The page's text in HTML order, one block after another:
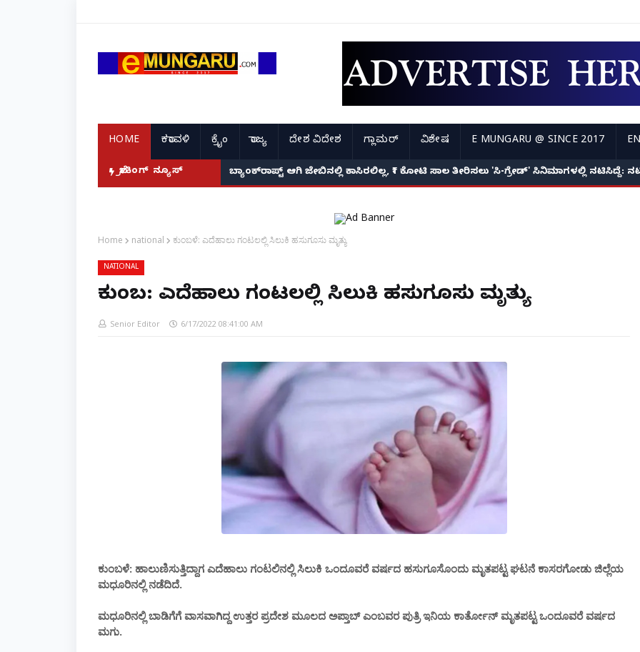
HOME ಕರಾವಳಿ ಕ್ರೈಂ ರಾಜ್ಯ ದೇಶ ವಿದೇಶ ಗ್ಲಾಮರ್ ವಿಶೇಷ E MUNGARU @ SINCE 2017
ಬ್ರೇಕಿಂಗ್ ನ್ಯೂಸ್ ಬ್ಯಾಂಕ್‌ರಾಪ್ಟ್‌ ಆಗಿ ಜೇಬಿನಲ್ಲಿ ಕಾಸಿರಲಿಲ್ಲ, ₹1 ಕೋಟಿ ಸಾಲ ತೀರಿಸಲು 'ಸಿ-ಗ್ರೇಡ್' ಸಿನಿಮಾಗಳಲ್ಲಿ ನಟಿಸಿದ್ದೆ:
Home national ಕುಂಬಳೆ: ಎದೆಹಾಲು ಗಂಟಲಲ್ಲಿ ಸಿಲುಕಿ ಹಸುಗೂಸು ಮೃತ್ಯು
NATIONAL
ಕುಂಬಳೆ: ಎದೆಹಾಲು ಗಂಟಲಲ್ಲಿ ಸಿಲುಕಿ ಹಸುಗೂಸು ಮೃತ್ಯು
Senior Editor 6/17/2022 08:41:00 AM
ಕುಂಬಳೆ: ಹಾಲುಣಿಸುತ್ತಿದ್ದಾಗ ಎದೆಹಾಲು ಗಂಟಲಿನಲ್ಲಿ ಸಿಲುಕಿ ಒಂದೂವರೆ ವರ್ಷದ ಹಸುಗೂಸೊಂದು ಮೃತಪಟ್ಟ ಘಟನೆ ಕಾಸರಗೋಡು ಜಿಲ್ಲೆಯ
ಮಧೂರಿನಲ್ಲಿ ನಡೆದಿದೆ.
ಮಧೂರಿನಲ್ಲಿ ಬಾಡಿಗೆಗೆ ವಾಸವಾಗಿದ್ದ ಉತ್ತರ ಪ್ರದೇಶ ಮೂಲದ ಅಪ್ತಾಬ್‌ ಎಂಬವರ ಪುತ್ರಿ ಇನಿಯ ಕಾರ್ತೋನ್‌ ಮೃತಪಟ್ಟ ಒಂದೂವರೆ ವರ್ಷದ
ಮಗು.